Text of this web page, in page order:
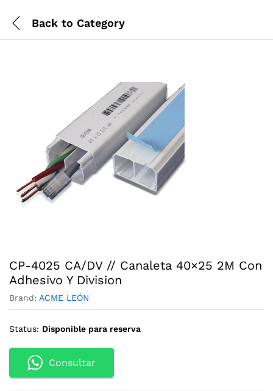
Back to Category
CP-4025 CA/DV // Canaleta 40×25 2M Con
Adhesivo Y Division
Brand: ACME LEÓN
Status: Disponible para reserva
Consultar